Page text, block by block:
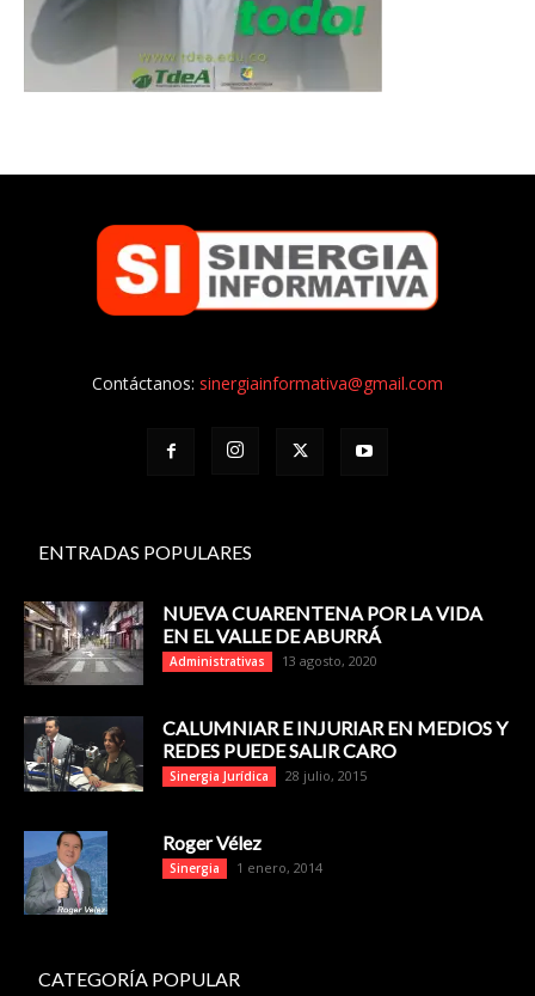
Contáctanos: sinergiainformativa@gmail.com
ENTRADAS POPULARES
NUEVA CUARENTENA POR LA VIDA
EN EL VALLE DE ABURRÁ
Administrativas 13 agosto, 2020
CALUMNIAR E INJURIAR EN MEDIOS Y
REDES PUEDE SALIR CARO
Sinergia Jurídica 28 julio, 2015
Roger Vélez
Sinergia 1 enero, 2014
CATEGORÍA POPULAR